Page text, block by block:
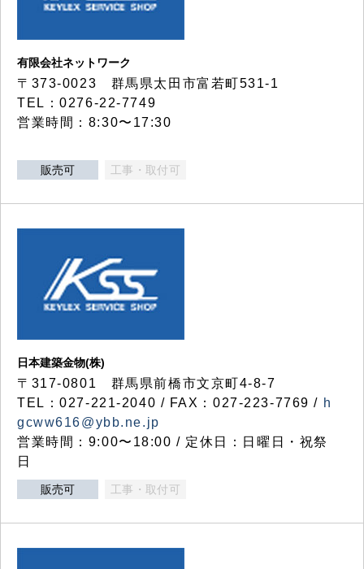
有限会社ネットワーク
〒373-0023 群馬県太田市富若町531-1
TEL：0276-22-7749
営業時間：8:30〜17:30
販売可 工事・取付可
日本建築金物(株)
〒317‐0801 群馬県前橋市文京町4-8-7
TEL：027-221-2040 / FAX：027-223-7769 / h
gcww616@ybb.ne.jp
営業時間：9:00〜18:00 / 定休日：日曜日・祝祭
日
販売可 工事・取付可